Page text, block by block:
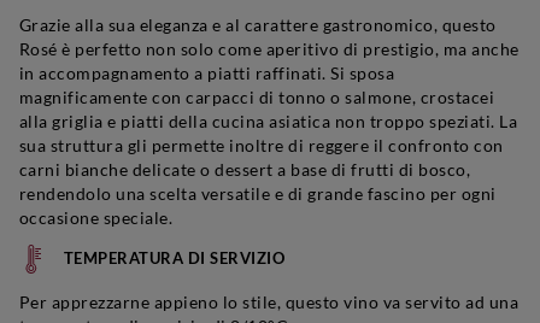
Grazie alla sua eleganza e al carattere gastronomico, questo
Rosé è perfetto non solo come aperitivo di prestigio, ma anche
in accompagnamento a piatti raffinati. Si sposa
magnificamente con carpacci di tonno o salmone, crostacei
alla griglia e piatti della cucina asiatica non troppo speziati. La
sua struttura gli permette inoltre di reggere il confronto con
carni bianche delicate o dessert a base di frutti di bosco,
rendendolo una scelta versatile e di grande fascino per ogni
occasione speciale.
TEMPERATURA DI SERVIZIO
Per apprezzarne appieno lo stile, questo vino va servito ad una